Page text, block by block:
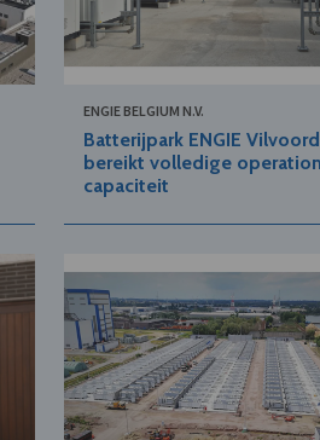
ENGIE BELGIUM N.V.
Batterijpark ENGIE
bereikt volledige
capaciteit